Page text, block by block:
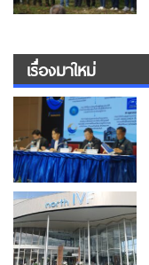
เรื่องมาใหม่